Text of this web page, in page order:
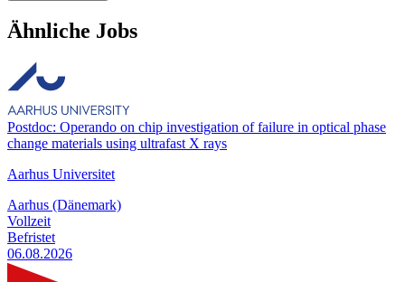
Ähnliche Jobs
Postdoc: Operando on chip investigation of failure in optical phase
change materials using ultrafast X rays
Aarhus Universitet
Aarhus (Dänemark)
Vollzeit
Befristet
06.08.2026